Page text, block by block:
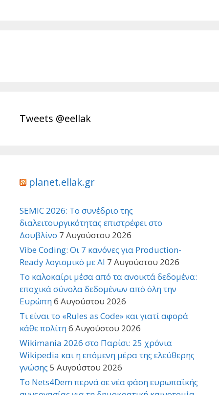
Tweets @eellak
planet.ellak.gr
SEMIC 2026: Το συνέδριο της
διαλειτουργικότητας επιστρέφει στο
Δουβλίνο 7 Αυγούστου 2026
Vibe Coding: Οι 7 κανόνες για Production-
Ready λογισμικό με AI 7 Αυγούστου 2026
Το καλοκαίρι μέσα από τα ανοικτά δεδομένα:
εποχικά σύνολα δεδομένων από όλη την
Ευρώπη6 Αυγούστου 2026
Τι είναι το «Rules as Code» και γιατί αφορά
κάθε πολίτη6 Αυγούστου 2026
Wikimania 2026 στο Παρίσι: 25 χρόνια
Wikipedia και η επόμενη μέρα της ελεύθερης
γνώσης 5 Αυγούστου 2026
Το Nets4Dem περνά σε νέα φάση ευρωπαϊκής